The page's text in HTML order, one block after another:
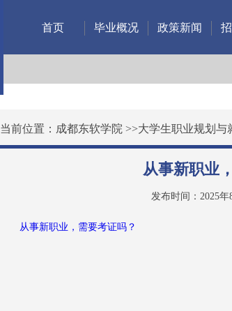
首页 毕业概况 政策新闻
当前位置： 成都东软学院 >>大学生职业规划与
从事新职业
发布时间：2025年
从事新职业，需要考证吗？